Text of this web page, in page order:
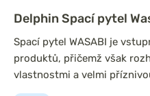
Delphin Spací pytel
Spací pytel WASABI je
produktů, přičemž však
vlastnostmi a velmi